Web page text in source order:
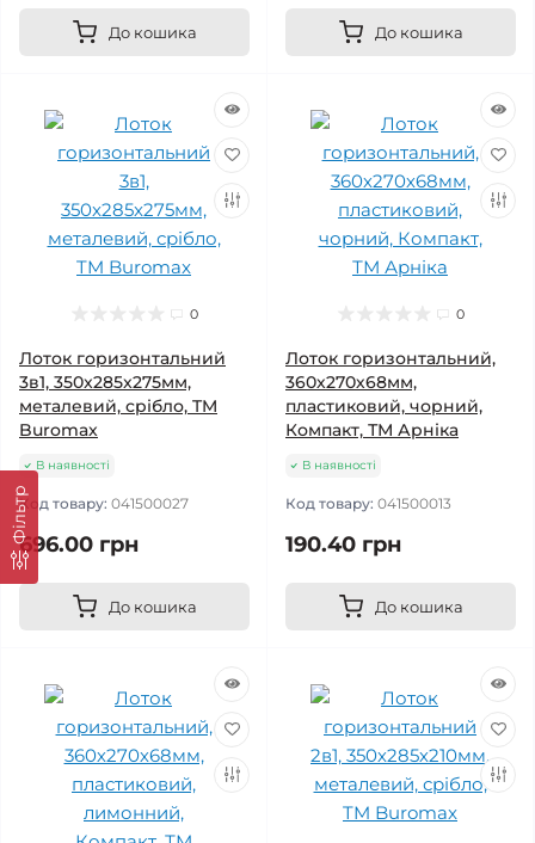
Фільтр
До кошика До кошика
0
Лоток горизонтальний
3в1, 350x285x275мм,
металевий, срібло, TM
Buromax
В наявності
Код товару: 041500027
696.00 грн
До кошика
0
Лоток горизонтальний,
360х270х68мм,
пластиковий, чорний,
Компакт, ТМ Арніка
В наявності
Код товару: 041500013
190.40 грн
До кошика